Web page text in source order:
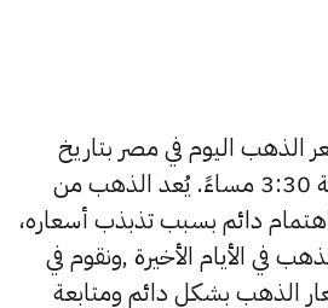
الذهب اليوم في مصر بتاريخ
الأربعاء 1 أبريل الساعة 3:30 مساءً. يُعد الذهب من
دائم بسبب تذبذب أسعاره،
في الأيام الأخيرة ,ونقوم في
أسعار الذهب بشكل دائم ومتابعة